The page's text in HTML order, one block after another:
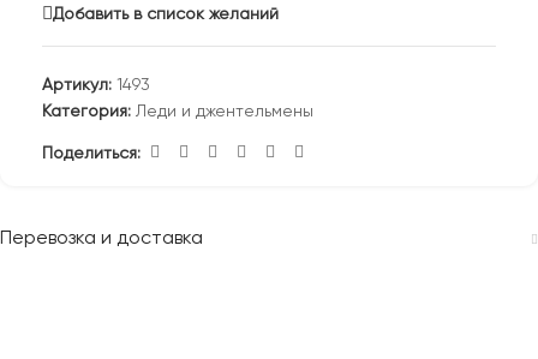
Добавить в список желаний
Артикул: 1493
Категория: Леди и джентельмены
Поделиться:
Перевозка и доставка